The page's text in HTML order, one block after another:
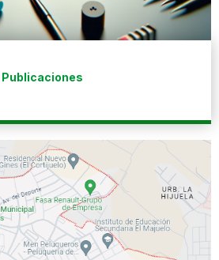
Publicaciones